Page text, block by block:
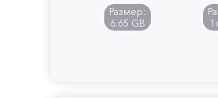
Размер:
6.65 GB